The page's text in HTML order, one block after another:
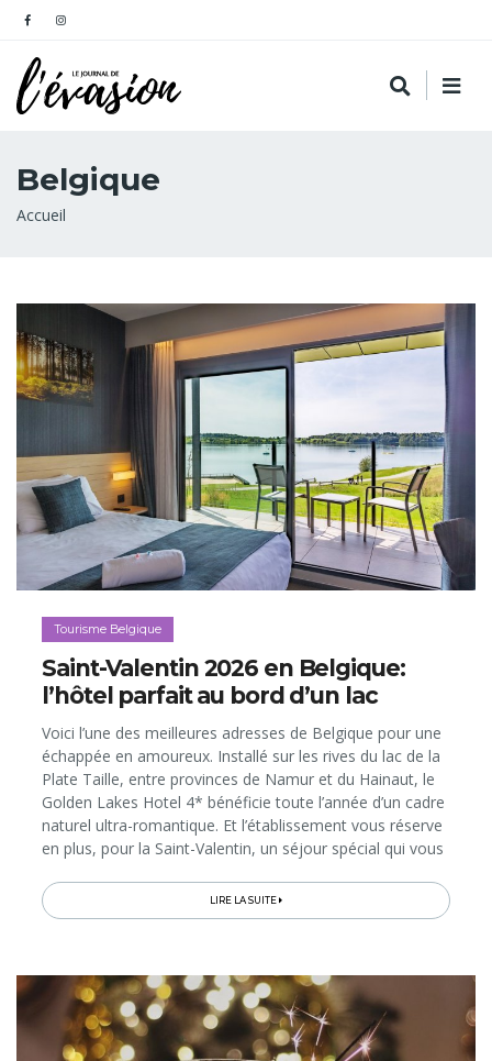
Belgique
Fil
Accueil
Tourisme Belgique
Saint-Valentin 2026 en Belgique:
l’hôtel parfait au bord d’un lac
Voici l’une des meilleures adresses de Belgique pour une
échappée en amoureux. Installé sur les rives du lac de la
Plate Taille, entre provinces de Namur et du Hainaut, le
Golden Lakes Hotel 4* bénéficie toute l’année d’un cadre
naturel ultra-romantique. Et l’établissement vous réserve
en plus, pour la Saint-Valentin, un séjour spécial qui vous
LIRE LA SUITE